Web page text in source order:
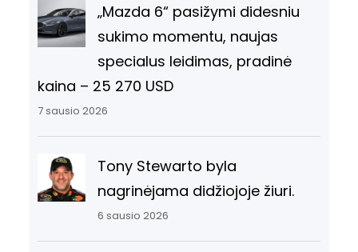
„Mazda 6“ pasižymi didesniu
sukimo momentu, naujas
specialus leidimas, pradinė
kaina – 25 270 USD
7 sausio 2026
Tony Stewarto byla
nagrinėjama didžiojoje žiuri.
6 sausio 2026